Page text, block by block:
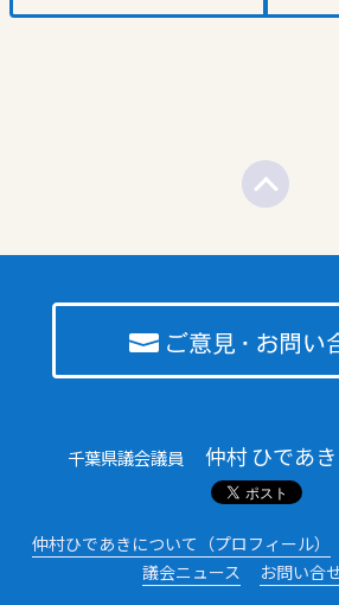
千葉県議会議員 仲村 ひであき
仲村ひであきについて（プロフィール）
議会ニュース
お問い合